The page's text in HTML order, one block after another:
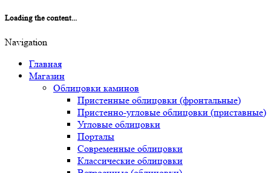
Loading the content...
Navigation
Главная
Магазин
Облицовки каминов
Пристенные облицовки (фронтальные)
Пристенно-угловые облицовки (приставные)
Угловые облицовки
Порталы
Современные облицовки
Классические облицовки